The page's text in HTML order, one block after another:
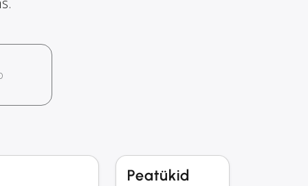
Peatükid